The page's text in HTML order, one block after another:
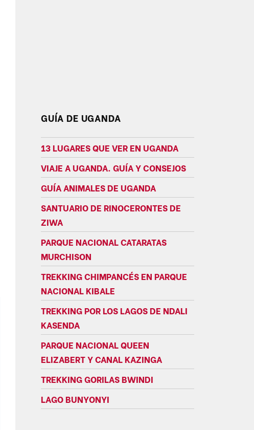
GUÍA DE UGANDA
13 LUGARES QUE VER EN UGANDA
VIAJE A UGANDA. GUÍA Y CONSEJOS
GUÍA ANIMALES DE UGANDA
SANTUARIO DE RINOCERONTES DE
ZIWA
PARQUE NACIONAL CATARATAS
MURCHISON
TREKKING CHIMPANCÉS EN PARQUE
NACIONAL KIBALE
TREKKING POR LOS LAGOS DE NDALI
KASENDA
PARQUE NACIONAL QUEEN
ELIZABERT Y CANAL KAZINGA
TREKKING GORILAS BWINDI
LAGO BUNYONYI